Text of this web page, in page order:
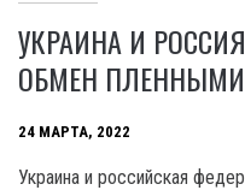
УКРАИНА И
ОБМЕН ПЛЕННЫМИ
24 МАРТА, 2022
Украина и российская